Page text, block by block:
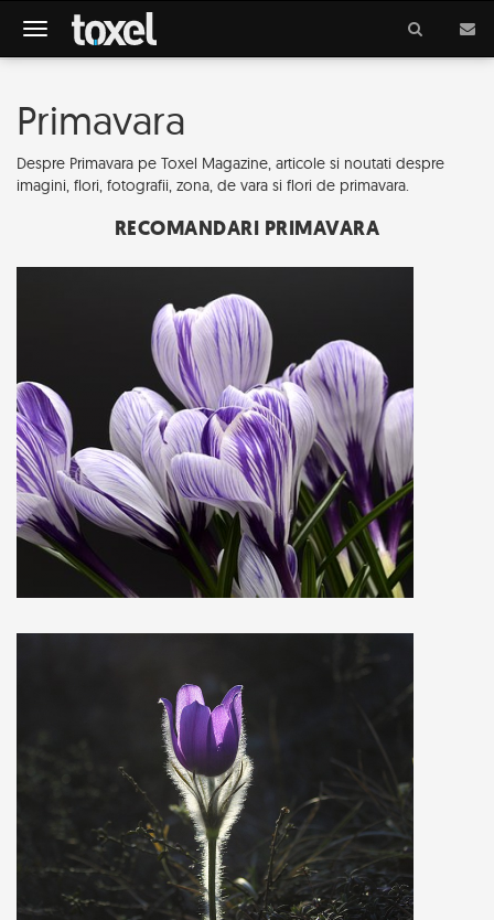
Meniu
Primavara
Despre Primavara pe Toxel Magazine, articole si noutati despre
imagini, flori, fotografii, zona, de vara si flori de primavara.
RECOMANDARI PRIMAVARA